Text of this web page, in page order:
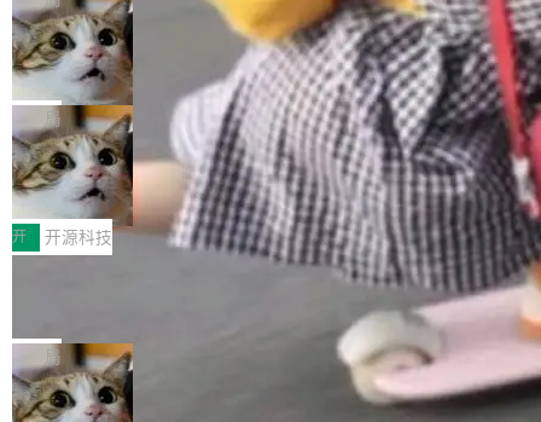
现实 过去两年，CIO们的焦虑清单上多了两项：
一是如何让大模型和智能体应用安全地从PoC走
向生产，二是如何让测试团队跟得上AI应用...
设置，如果用布尔值 + 可空字段来表示——bool
ean 表示是否可切换，nullable 的默认模式、浅
色方案、深色方案——会产生大量无意义的组
合。方案缺了、配置冲突了、全 null 了。要知道
哪些组合有效，作者说，你得靠"文档、校验、或
者部落知识"。 换个写法。Rust 的 enum，两个
变体：Switchable...
个"AI 知识库 + 聊天机器人"——每个大厂都在
做，没什么新鲜的。 但 Kenton Varda 在 Twitte
r 上把事情说清楚了： 今天我们发布了 Cloudfla
re OS，一个带连接器的聊天机器人，跟其他所
有科技公司做的一样。只不过，实际上它不一
样。这是 Sandstorm.io 的重制版，我十年前的
那个创业公司。不同的是，这次它构建在 Cloudf
lare Workers 上——我花了九年时间搭建的平台
——并且深度集成了 AI。这基本上是我十年秘密
Deno 团队开源 Celld，可自托管的分
布式 Durable Objects
Ryan Dahl 领导的 Deno 团队推出了最新开源项
目 Celld，一个能在自己机器上运行 Cloudflare
Workers 和 Durable Objects 的守护进程。 设
计思路很直接：每个对象是一个独立的 SQLite
数据库，按名称寻址，复制到你自己的 S3 兼容
存储库里。节点之间只通过这个存储库协调——
没有控制平面，没有共识协议。每个对象自带一
个小型数据库，应用天然按分片构建，单个数据
库的竞争和爆炸半径问题在设计层面就被消除
了。 闲置的 cell 会休眠到几乎不占资源。当 cel
l 迁移或唤醒时，新宿主从 S3 恢复 SQLite 数据
库继续执行。存储库是持久化的唯一真相...
局
鲁大师7月新机性能/流畅/AI榜：vivo夺
性能、流畅双第一，三星Galaxy Z系列
新折叠缺席
2026年7月的手机市场，由于存储等硬件成本暴
增，手机厂商的日子也不好过啊，新机速度明显
放缓，因此硝烟味淡了许多。新机参数规格除开
高价的三星折叠（三星Galaxy Z Fold8 Ultra / Z
Fold8 / Z Flip8）外，其余要么是中低端机器，
例如iQOO Z11i、REDMI Note 17、REDMI No
te 17 Pro、OPPO K15，要么是vivo X300 E这
样的次旗舰。 Galaxy Z Fold8 Ultra / Z Fold8 /
开 开源科技
Zed 编辑器团队发布了新项目——DeltaDB，一
个在 git commit 之间记录每一次编辑操作的版
本控制系统。目前处于 Early Access 阶段。 De
ltaDB 的核心思路直接写在 landing page 最显
局
SpaceXAI 单季资本开支达 183 亿美元